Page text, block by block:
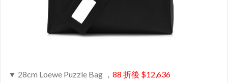
▼ 28cm Loewe Puzzle Bag ， 88 折後 $12,636